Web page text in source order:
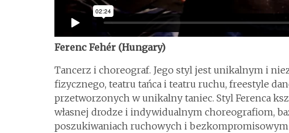
Ferenc Fehér (Hungary)
Tancerz i choreograf. Jego styl jest unikalnym i
fizycznego, teatru tańca i teatru ruchu, freestyle
przetworzonych w unikalny taniec. Styl Ferenca
własnej drodze i indywidualnym choreografiom,
poszukiwaniach ruchowych i